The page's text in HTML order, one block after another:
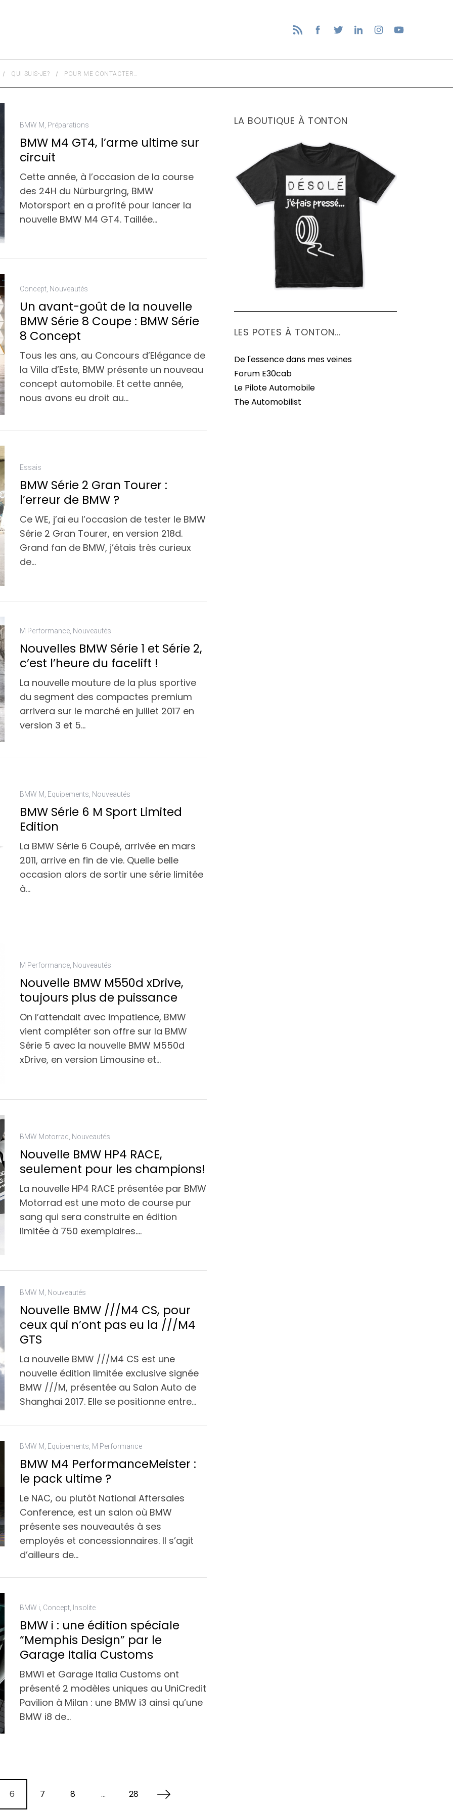
QUI SUIS-JE? POUR ME CONTACTER…
BMW M Préparations
BMW M4 GT4, l’arme ultime sur
circuit
Cette année, à l’occasion de la course
des 24H du Nürburgring, BMW
Motorsport en a profité pour lancer la
nouvelle BMW M4 GT4. Taillée…
Concept Nouveautés
Un avant-goût de la nouvelle
BMW Série 8 Coupe : BMW Série
8 Concept
Tous les ans, au Concours d’Elégance de
la Villa d’Este, BMW présente un nouveau
concept automobile. Et cette année,
nous avons eu droit au…
Essais
BMW Série 2 Gran Tourer :
l’erreur de BMW ?
Ce WE, j’ai eu l’occasion de tester le BMW
Série 2 Gran Tourer, en version 218d.
Grand fan de BMW, j’étais très curieux
de…
M Performance Nouveautés
Nouvelles BMW Série 1 et Série 2,
c’est l’heure du facelift !
La nouvelle mouture de la plus sportive
du segment des compactes premium
arrivera sur le marché en juillet 2017 en
version 3 et 5…
BMW M Equipements Nouveautés
BMW Série 6 M Sport Limited
Edition
La BMW Série 6 Coupé, arrivée en mars
2011, arrive en fin de vie. Quelle belle
occasion alors de sortir une série limitée
à…
M Performance, Nouveautés
Nouvelle BMW M550d xDrive,
toujours plus de puissance
On l’attendait avec impatience, BMW
vient compléter son offre sur la BMW
Série 5 avec la nouvelle BMW M550d
xDrive, en version Limousine et…
BMW Motorrad Nouveautés
Nouvelle BMW HP4 RACE,
seulement pour les champions!
La nouvelle HP4 RACE présentée par BMW
Motorrad est une moto de course pur
sang qui sera construite en édition
limitée à 750 exemplaires….
BMW M Nouveautés
Nouvelle BMW ///M4 CS, pour
ceux qui n’ont pas eu la ///M4
GTS
La nouvelle BMW ///M4 CS est une
nouvelle édition limitée exclusive signée
BMW ///M, présentée au Salon Auto de
Shanghai 2017. Elle se positionne entre…
BMW M, Equipements, M Performance
BMW M4 PerformanceMeister :
le pack ultime ?
Le NAC, ou plutôt National Aftersales
Conference, est un salon où BMW
présente ses nouveautés à ses
employés et concessionnaires. Il s’agit
d’ailleurs de…
BMW i Concept Insolite
BMW i : une édition spéciale
“Memphis Design” par le
Garage Italia Customs
BMWi et Garage Italia Customs ont
présenté 2 modèles uniques au UniCredit
Pavilion à Milan : une BMW i3 ainsi qu’une
BMW i8 de…
6 7 8 … 28
LA BOUTIQUE À TONTON
LES POTES À TONTON...
De l'essence dans mes veines
Forum E30cab
Le Pilote Automobile
The Automobilist